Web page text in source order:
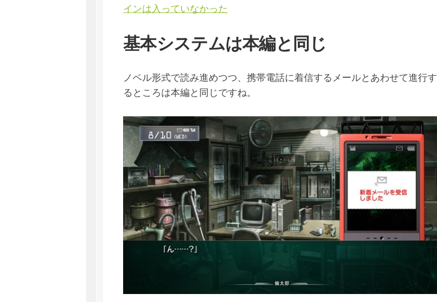
インは入っていなかった
基本システムは本編と同じ
ノベル形式で読み進めつつ、携帯電話に着信するメールとあわせて進行す
るところは本編と同じですね。